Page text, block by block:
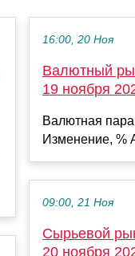
16:00, 20 Ноя
Валютный
19 ноября
Валютная
Изменение, %
09:00, 21 Ноя
Сырьевой
20 ноября